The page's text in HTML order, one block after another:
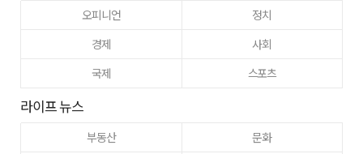
오피니언
정치
경제
사회
국제
스포츠
라이프 뉴스
부동산
문화